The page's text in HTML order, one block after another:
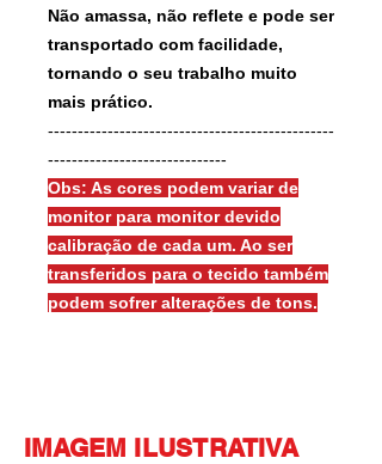
Não amassa, não reflete e pode ser
transportado com facilidade,
tornando o seu trabalho muito
mais prático.
------------------------------------------------
------------------------------
Obs: As cores podem variar de
monitor para monitor devido
calibração de cada um. Ao ser
transferidos para o tecido também
podem sofrer alterações de tons.
IMAGEM ILUSTRATIVA